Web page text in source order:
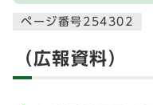
ページ番号254302
（広報資料）